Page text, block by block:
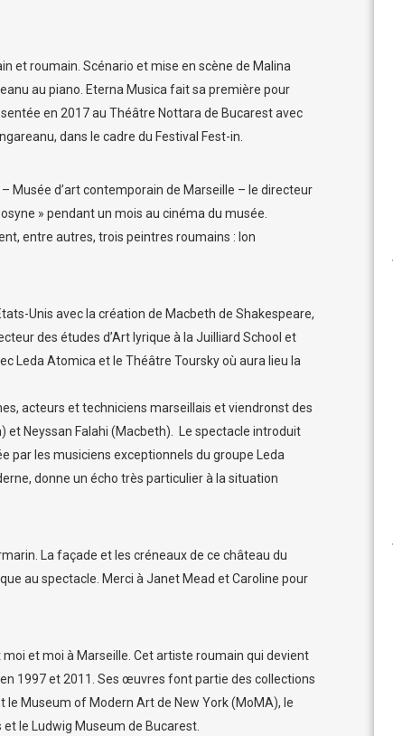
et roumain. Scénario et mise en scène de Malina
au piano. Eterna Musica fait sa première pour
en 2017 au Théâtre Nottara de Bucarest avec
dans le cadre du Festival Fest-in.
Musée d’art contemporain de Marseille – le directeur
» pendant un mois au cinéma du musée.
entre autres, trois peintres roumains : Ion
Unis avec la création de Macbeth de Shakespeare,
des études d’Art lyrique à la Juilliard School et
Leda Atomica et le Théâtre Toursky où aura lieu la
acteurs et techniciens marseillais et viendronst des
et Neyssan Falahi (Macbeth). Le spectacle introduit
les musiciens exceptionnels du groupe Leda
donne un écho très particulier à la situation
La façade et les créneaux de ce château du
au spectacle. Merci à Janet Mead et Caroline pour
moi et moi à Marseille. Cet artiste roumain qui devient
1997 et 2011. Ses œuvres font partie des collections
Museum of Modern Art de New York (MoMA), le
le Ludwig Museum de Bucarest.